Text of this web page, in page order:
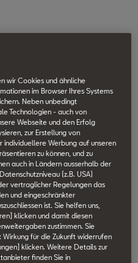
wir Cookies und ähnliche
im Browser Ihres Systems
Neben unbedingt
Technologien - auch von
Webseite und den Erfolg
zur Erstellung von
individuellere Werbung auf unseren
zu können, und zu
auch in Ländern ausserhalb der
(z.B. USA)
vertraglicher Regelungen das
und eingeschränkter
ist. Sie helfen uns,
klicken und damit diesen
zustimmen. Sie
Wirkung für die Zukunft widerrufen
klicken. Weitere Details zur
finden Sie in